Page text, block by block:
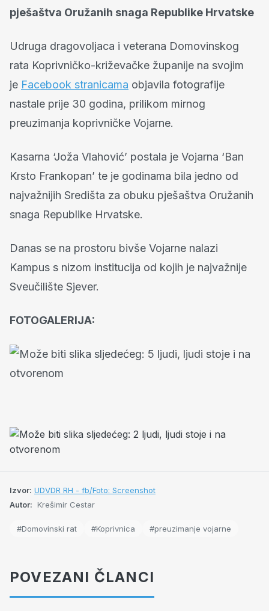
pješaštva Oružanih snaga Republike Hrvatske
Udruga dragovoljaca i veterana Domovinskog
rata Koprivničko-križevačke županije na svojim
je Facebook stranicama objavila fotografije
nastale prije 30 godina, prilikom mirnog
preuzimanja koprivničke Vojarne.
Kasarna ‘Joža Vlahović’ postala je Vojarna ‘Ban
Krsto Frankopan’ te je godinama bila jedno od
najvažnijih Središta za obuku pješaštva Oružanih
snaga Republike Hrvatske.
Danas se na prostoru bivše Vojarne nalazi
Kampus s nizom institucija od kojih je najvažnije
Sveučilište Sjever.
FOTOGALERIJA:
Izvor: UDVDR RH - fb/Foto: Screenshot
Autor: Krešimir Cestar
#Domovinski rat #Koprivnica #preuzimanje vojarne
POVEZANI ČLANCI